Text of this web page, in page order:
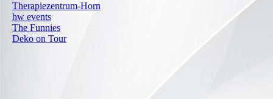
Therapiezentrum-Horn
hw events
The Funnies
Deko on Tour